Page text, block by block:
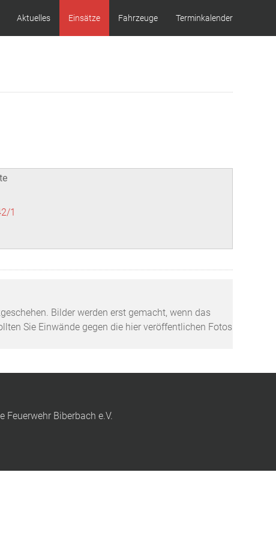
Aktuelles Einsätze Fahrzeuge Terminkalender
1
Bilder werden erst gemacht, wenn das
Sie Einwände gegen die hier veröffentlichen Fotos
Biberbach e.V.